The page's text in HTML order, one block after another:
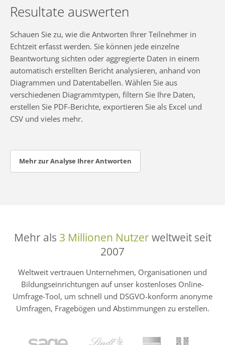
Resultate auswerten
Schauen Sie zu, wie die Antworten Ihrer Teilnehmer in
Echtzeit erfasst werden. Sie können jede einzelne
Beantwortung sichten oder aggregierte Daten in einem
automatisch erstellten Bericht analysieren, anhand von
Diagrammen und Datentabellen. Wählen Sie aus
verschiedenen Diagrammtypen, filtern Sie Ihre Daten,
erstellen Sie PDF-Berichte, exportieren Sie als Excel und
CSV und vieles mehr.
Mehr zur Analyse Ihrer Antworten
Mehr als 3 Millionen Nutzerweltweit seit
2007
Weltweit vertrauen Unternehmen, Organisationen und
Bildungseinrichtungen auf unser kostenloses Online-
Umfrage-Tool, um schnell und DSGVO-konform anonyme
Umfragen, Fragebögen und Abstimmungen zu erstellen.